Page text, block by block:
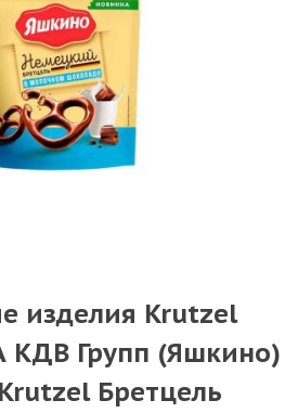
изделия Krutzel
Групп (Яшкино)
Бретцель